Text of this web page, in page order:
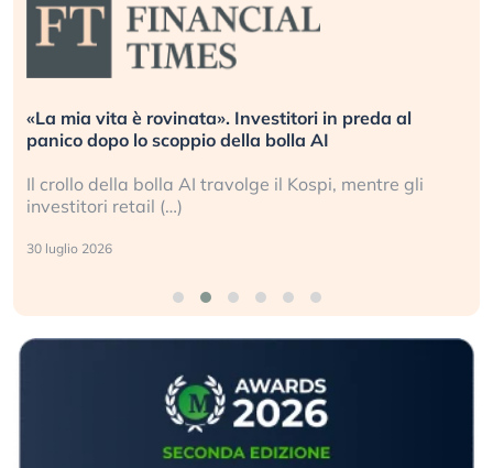
«La mia vita è rovinata». Investitori in preda al
panico dopo lo scoppio della bolla AI
Il crollo della bolla AI travolge il Kospi, mentre gli
investitori retail (…)
30 luglio 2026